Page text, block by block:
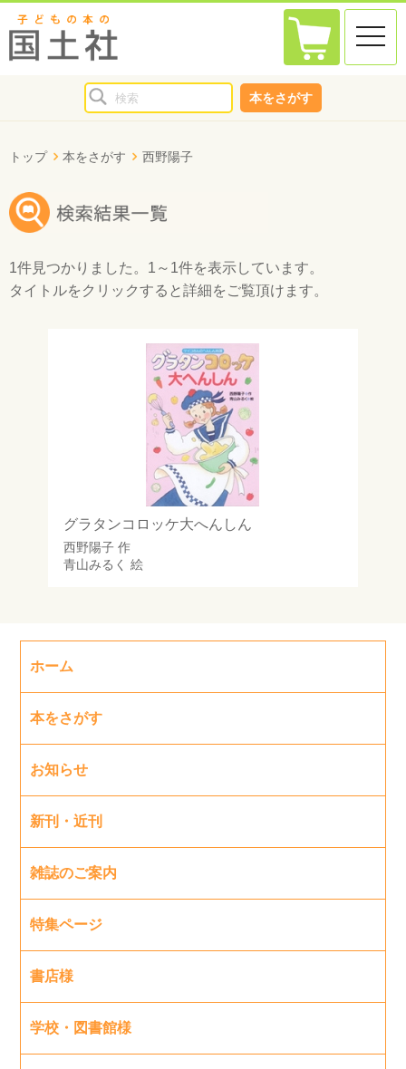
toggle
本をさがす
トップ 本をさがす 西野陽子
1件見つかりました。 1～1件を表示しています。
タイトルをクリックすると詳細をご覧頂けます。
グラタンコロッケ大へんしん
西野陽子作
青山みるく 絵
ホーム
本をさがす
お知らせ
新刊・近刊
雑誌のご案内
特集ページ
書店様
学校・図書館様